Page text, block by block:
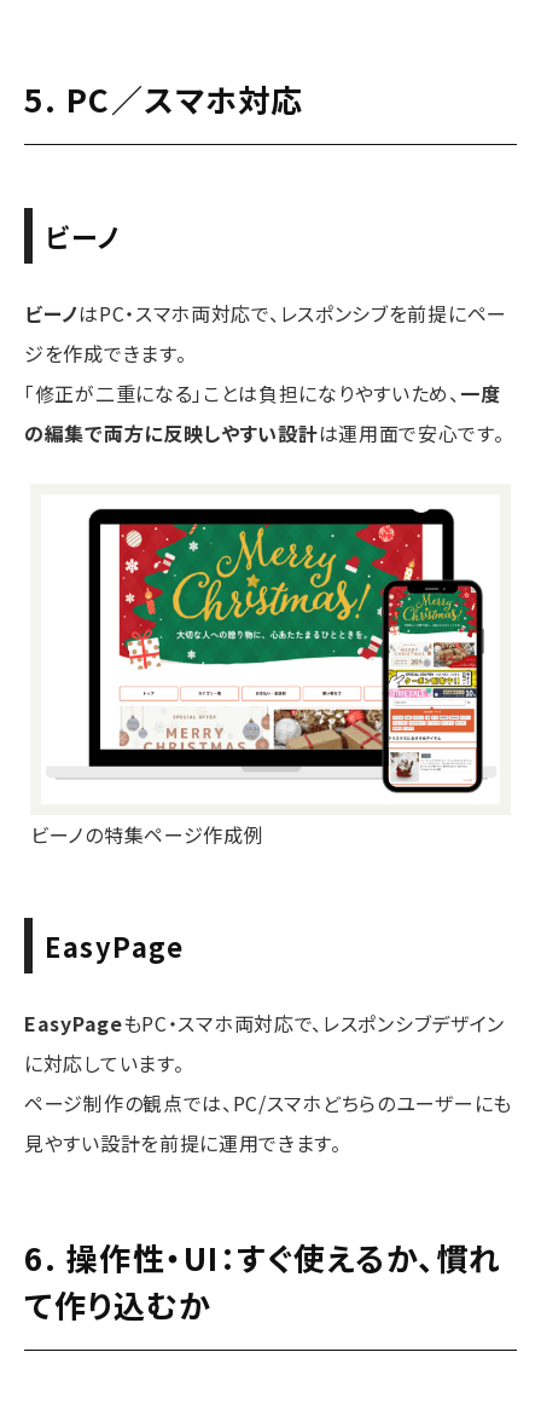
5. PC／スマホ対応
ビーノ
ビーノはPC・スマホ両対応で、レスポンシブを前提にペー
ジを作成できます。
「修正が二重になる」ことは負担になりやすいため、 一度
の編集で両方に反映しやすい設計は運用面で安心です。
ビーノの特集ページ作成例
EasyPage
EasyPageもPC・スマホ両対応で、レスポンシブデザイン
に対応しています。
ページ制作の観点では、PC/スマホどちらのユーザーにも
見やすい設計を前提に運用できます。
6. 操作性・UI：すぐ使えるか、慣れ
て作り込むか